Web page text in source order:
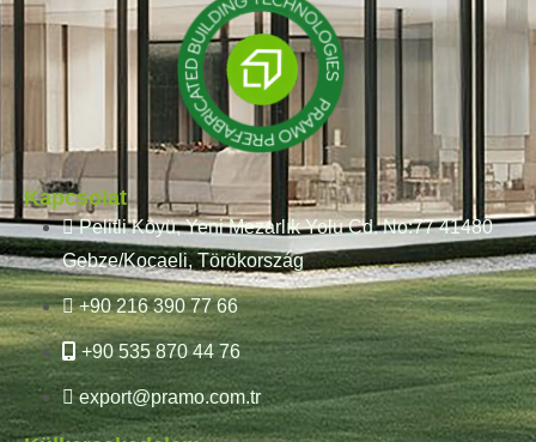
Kapcsolat
Pelitli Köyü, Yeni Mezarlık Yolu Cd. No:77 41480
Gebze/Kocaeli, Törökország
+90 216 390 77 66
+90 535 870 44 76
export@pramo.com.tr